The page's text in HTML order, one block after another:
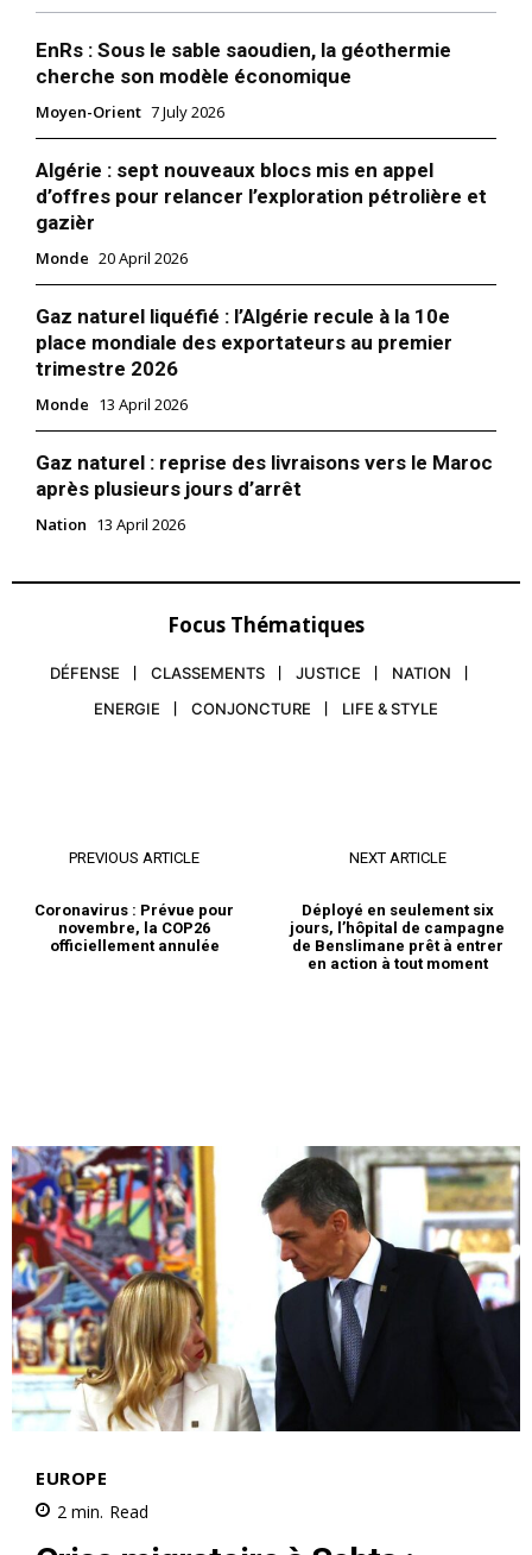
EnRs : Sous le sable saoudien, la géothermie
cherche son modèle économique
Moyen-Orient 7 July 2026
Algérie : sept nouveaux blocs mis en appel
d’offres pour relancer l’exploration pétrolière et
gazièr
Monde 20 April 2026
Gaz naturel liquéfié : l’Algérie recule à la 10e
place mondiale des exportateurs au premier
trimestre 2026
Monde 13 April 2026
Gaz naturel : reprise des livraisons vers le Maroc
après plusieurs jours d’arrêt
Nation 13 April 2026
Focus Thématiques
DÉFENSE CLASSEMENTS JUSTICE
NATION
ENERGIE
CONJONCTURE LIFE & STYLE
PREVIOUS ARTICLE
Coronavirus : Prévue pour
novembre, la COP26
officiellement annulée
NEXT ARTICLE
Déployé en seulement six
jours, l’hôpital de campagne
de Benslimane prêt à entrer
en action à tout moment